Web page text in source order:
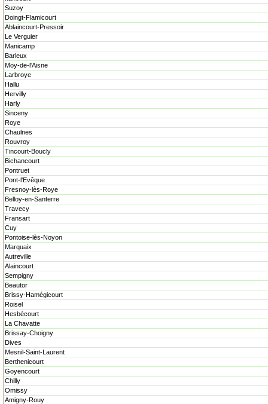
Suzoy
Doingt-Flamicourt
Ablaincourt-Pressoir
Le Verguier
Manicamp
Barleux
Moy-de-l'Aisne
Larbroye
Hallu
Hervilly
Harly
Sinceny
Roye
Chaulnes
Rouvroy
Tincourt-Boucly
Bichancourt
Pontruet
Pont-l'Evêque
Fresnoy-lès-Roye
Belloy-en-Santerre
Travecy
Fransart
Cuy
Pontoise-lès-Noyon
Marquaix
Autreville
Alaincourt
Sempigny
Beautor
Brissy-Hamégicourt
Roisel
Hesbécourt
La Chavatte
Brissay-Choigny
Dives
Mesnil-Saint-Laurent
Berthenicourt
Goyencourt
Chilly
Omissy
Amigny-Rouy